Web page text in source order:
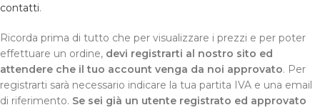
contatti.
Ricorda prima di tutto che per visualizzare i prezzi e per poter
effettuare un ordine, devi registrarti al nostro sito ed
attendere che il tuo account venga da noi approvato. Per
registrarti sarà necessario indicare la tua partita IVA e una email
di riferimento. Se sei già un utente registrato ed approvato